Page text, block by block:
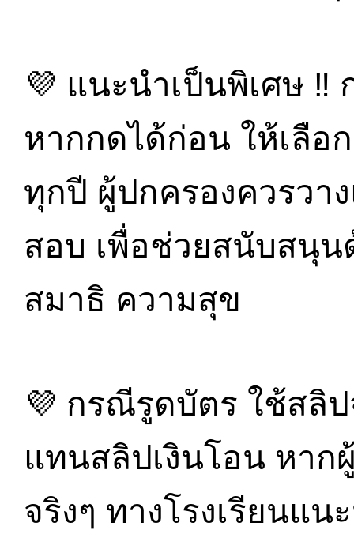
💜 แนะนำเป็นพิเศษ
หากกดได้ก่อน ให้เลือ
ทุกปี ผู้ปกครองควรวา
สอบ เพื่อช่วยสนับสนุน
สมาธิ ความสุข
💜 กรณีรูดบัตร ใช้สลิ
แทนสลิปเงินโอน หาก
จริงๆ ทางโรงเรียนแ